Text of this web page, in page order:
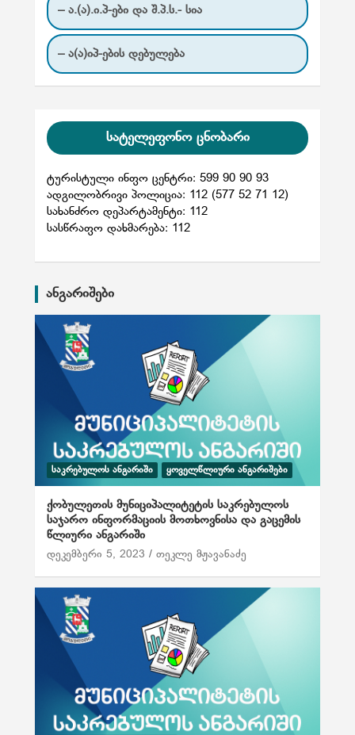
– ა.(ა).ი.პ-ები და შ.პ.ს.- სია
– ა(ა)იპ-ების დებულება
სატელეფონო ცნობარი
ტურისტული ინფო ცენტრი: 599 90 90 93
ადგილობრივი პოლიცია: 112 (577 52 71 12)
სახანძრო დეპარტამენტი: 112
სასწრაფო დახმარება: 112
ანგარიშები
ᲡᲐᲙᲠᲔᲑᲣᲚᲝᲡ ᲐᲜᲒᲐᲠᲘᲨᲘ ᲧᲝᲕᲔᲚᲬᲚᲘᲣᲠᲘ ᲐᲜᲒᲐᲠᲘᲨᲔᲑᲘ
ქობულეთის მუნიციპალიტეტის საკრებულოს
საჯარო ინფორმაციის მოთხოვნისა და გაცემის
წლიური ანგარიში
დეკემბერი 5, 2023 თეკლე მჟავანაძე